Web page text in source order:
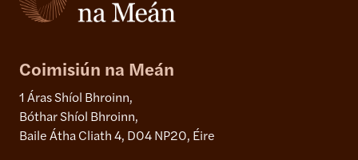
Coimisiún na Meán
1 Áras Shíol Bhroinn,
Bóthar Shíol Bhroinn,
Baile Átha Cliath 4, D04 NP20, Éire